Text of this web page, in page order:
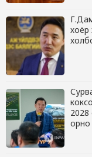
хоёр
орно